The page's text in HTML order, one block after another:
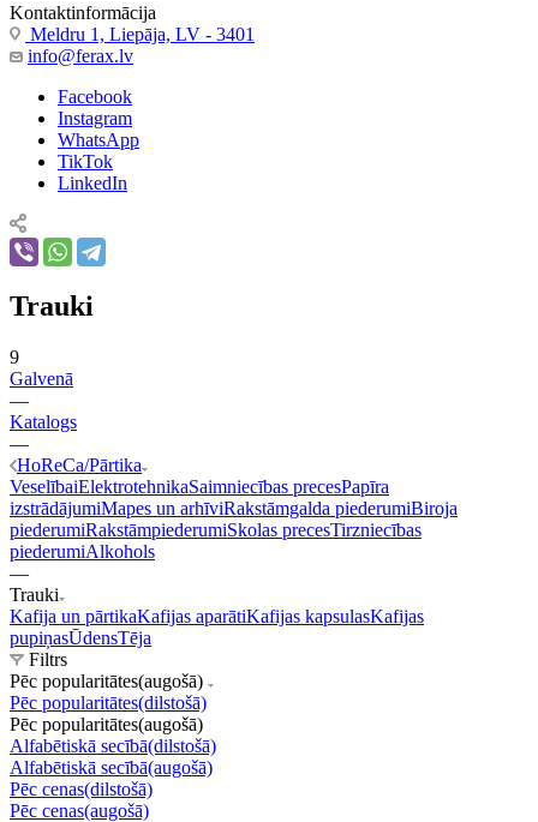
Kontaktinformācija
Meldru 1, Liepāja, LV - 3401
info@ferax.lv
Facebook
Instagram
WhatsApp
TikTok
LinkedIn
Trauki
9
Galvenā
—
Katalogs
—
HoReCa/Pārtika
VeselībaiElektrotehnikaSaimniecības precesPapīra
izstrādājumiMapes un arhīviRakstāmgalda piederumiBiroja
piederumiRakstāmpiederumiSkolas precesTirzniecības
piederumiAlkohols
—
Trauki
Kafija un pārtikaKafijas aparātiKafijas kapsulasKafijas
pupiņasŪdensTēja
Filtrs
Pēc popularitātes(augošā)
Pēc popularitātes(dilstošā)
Pēc popularitātes(augošā)
Alfabētiskā secībā(dilstošā)
Alfabētiskā secībā(augošā)
Pēc cenas(dilstošā)
Pēc cenas(augošā)